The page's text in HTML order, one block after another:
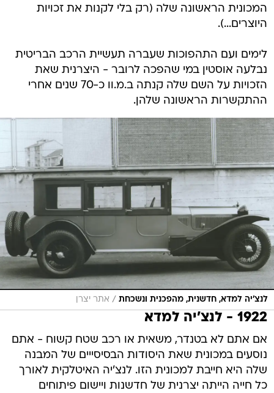
המכונית הראשונה שלה (רק בלי לקנות את זכויות
היוצרים...).
לימים ועם התהפוכות שעברה תעשיית הרכב הבריטית
נבלעה אוסטין במי שהפכה לרובר - היצרנית שאת
הזכויות על השם שלה קנתה ב.מ.וו כ-70 שנים אחרי
ההתקשרות הראשונה שלהן.
לנצ'יה למדא, חדשנית, מהפכנית ונשכחת / אתר יצרן
1922 - לנצ'יה למדא
אם אתם לא בטנדר, משאית או רכב שטח קשוח - אתם
נוסעים במכונית שאת היסודות הבסיסייים של המבנה
שלה היא חייבת למכונית הזו. לנצ'יה האיטלקית לאורך
כל חייה הייתה יצרנית של חדשנות ויישום פיתוחים